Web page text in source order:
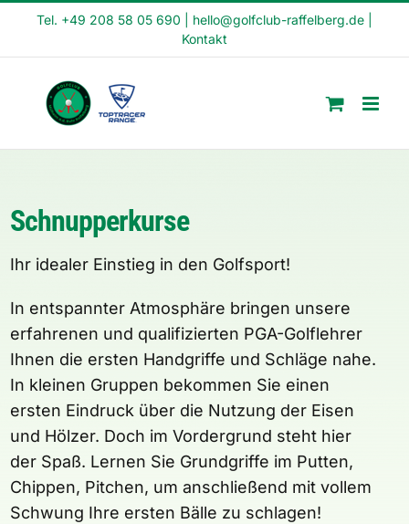
Tel. +49 208 58 05 690 hello@golfclub-raffelberg.de
Kontakt
Schnupperkurse
Ihr idealer Einstieg in den Golfsport!
In entspannter Atmosphäre bringen unsere
erfahrenen und qualifizierten PGA-Golflehrer
Ihnen die ersten Handgriffe und Schläge nahe.
In kleinen Gruppen bekommen Sie einen
ersten Eindruck über die Nutzung der Eisen
und Hölzer. Doch im Vordergrund steht hier
der Spaß. Lernen Sie Grundgriffe im Putten,
Chippen, Pitchen, um anschließend mit vollem
Schwung Ihre ersten Bälle zu schlagen!